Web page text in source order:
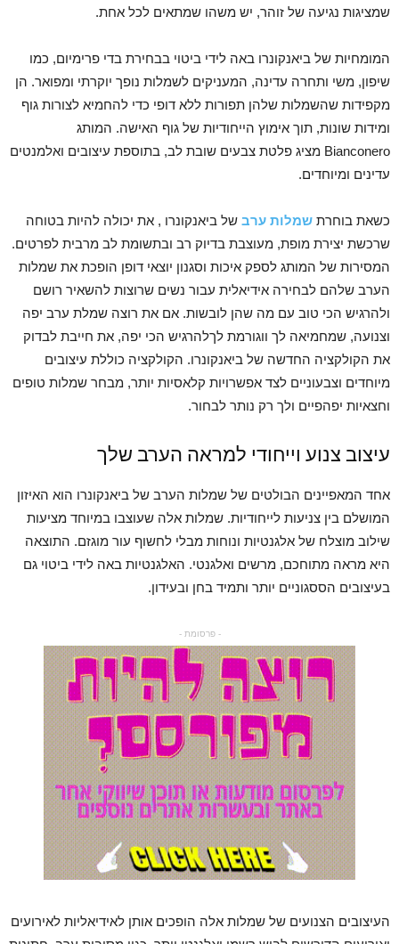
שמציגות נגיעה של זוהר, יש משהו שמתאים לכל אחת.
המומחיות של ביאנקונרו באה לידי ביטוי בבחירת בדי פרימיום, כמו
שיפון, משי ותחרה עדינה, המעניקים לשמלות נופך יוקרתי ומפואר. הן
מקפידות שהשמלות שלהן תפורות ללא דופי כדי להחמיא לצורות גוף
ומידות שונות, תוך אימוץ הייחודיות של גוף האישה. המותג
Bianconero מציג פלטת צבעים שובת לב, בתוספת עיצובים ואלמנטים
עדינים ומיוחדים.
כשאת בוחרת שמלות ערב של ביאנקונרו , את יכולה להיות בטוחה
שרכשת יצירת מופת, מעוצבת בדיוק רב ובתשומת לב מרבית לפרטים.
המסירות של המותג לספק איכות וסגנון יוצאי דופן הופכת את שמלות
הערב שלהם לבחירה אידיאלית עבור נשים שרוצות להשאיר רושם
ולהרגיש הכי טוב עם מה שהן לובשות. אם את רוצה שמלת ערב יפה
וצנועה, שמחמיאה לך ווגורמת לךלהרגיש הכי יפה, את חייבת לבדוק
את הקולקציה החדשה של ביאנקונרו. הקולקציה כוללת עיצובים
מיוחדים וצבעוניים לצד אפשרויות קלאסיות יותר, מבחר שמלות טופים
וחצאיות יפהפיים ולך רק נותר לבחור.
עיצוב צנוע וייחודי למראה הערב שלך
אחד המאפיינים הבולטים של שמלות הערב של ביאנקונרו הוא האיזון
המושלם בין צניעות לייחודיות. שמלות אלה שעוצבו במיוחד מציעות
שילוב מוצלח של אלגנטיות ונוחות מבלי לחשוף עור מוגזם. התוצאה
היא מראה מתוחכם, מרשים ואלגנטי. האלגנטיות באה לידי ביטוי גם
בעיצובים הססגוניים יותר ותמיד בחן ובעידון.
- פרסומת -
העיצובים הצנועים של שמלות אלה הופכים אותן לאידיאליות לאירועים